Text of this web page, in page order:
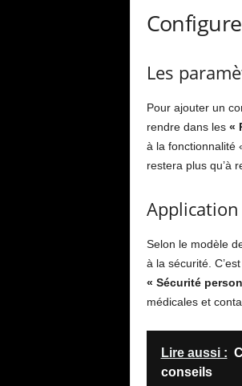
Les
Pour ajouter un
rendre dans les «
à la fonctionnalité
restera plus qu’à
Selon le modèle
à la sécurité.
« Sécurité
médicales et
Lire aussi :
conseils